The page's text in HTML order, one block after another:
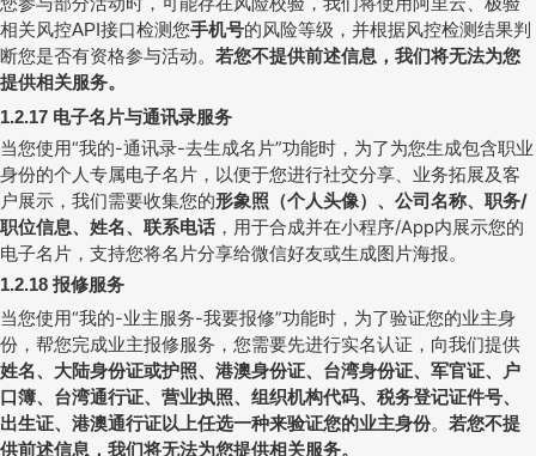
相关风控API 接口检测您手机号的风险等级，并根据风控检测结果判
断您是否有资格参与活动。 若您不提供前述信息，我们将无法为您
提供相关服务。
1.2.17 电子名片与通讯录服务
当您使用“我的-通讯录-去生成名片”功能时，为了为您生成包含职业
身份的个人专属电子名片，以便于您进行社交分享、业务拓展及客
户展示，我们需要收集您的形象照（个人头像）、公司名称、职务/
职位信息、姓名、联系电话 ，用于合成并在小程序/App内展示您的
电子名片，支持您将名片分享给微信好友或生成图片海报。
1.2.18 报修服务
当您使用“我的-业主服务-我要报修”功能时，为了验证您的业主身
份，帮您完成业主报修服务，您需要先进行实名认证，向我们提供
姓名、大陆身份证或护照、港澳身份证、台湾身份证、军官证、户
口簿、台湾通行证、营业执照、组织机构代码、税务登记证件号、
出生证、港澳通行证以上任选一种来验证您的业主身份。 若您不提
供前述信息，我们将无法为您提供相关服务。